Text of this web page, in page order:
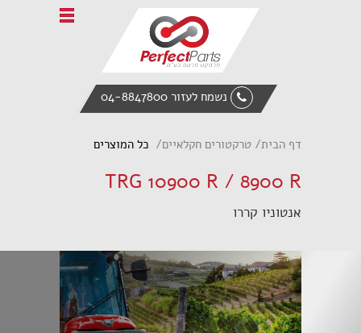
Home
ציוד הנדסי
Italiano
נשמח לעזור 04-8847800
דף הבית טרקטורים חקלאיים כל המוצרים
TRG 10900 R / 8900 R
אנטוניו קררו